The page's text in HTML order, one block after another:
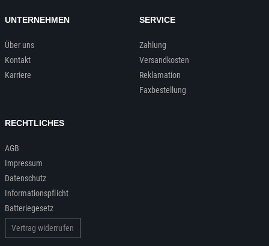
UNTERNEHMEN
Über uns
Kontakt
Karriere
SERVICE
Zahlung
Versandkosten
Reklamation
Faxbestellung
RECHTLICHES
AGB
Impressum
Datenschutz
Informationspflicht
Batteriegesetz
Vertrag widerrufen